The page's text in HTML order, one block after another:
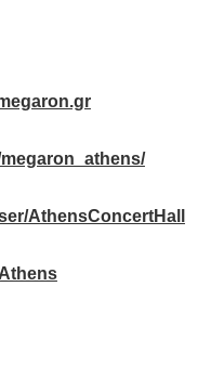
AthensConcertHall